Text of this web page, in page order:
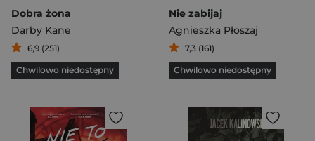
Dobra żona
Darby Kane
6,9 (251)
Chwilowo niedostępny
Nie zabijaj
Agnieszka Płoszaj
7,3 (161)
Chwilowo niedostępny